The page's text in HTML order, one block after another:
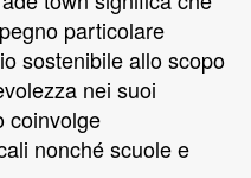
particolare
sostenibile allo scopo
nei suoi
coinvolge
nonché scuole e